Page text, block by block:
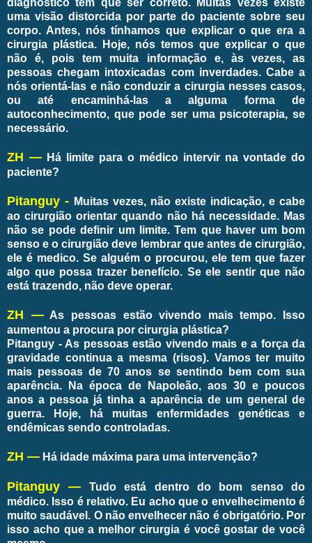
uma visão distorcida por parte do paciente sobre seu
corpo. Antes, nós tínhamos que explicar o que era a
cirurgia plástica. Hoje, nós temos que explicar o que
não é, pois tem muita informação e, às vezes, as
pessoas chegam intoxicadas com inverdades. Cabe a
nós orientá-las e não conduzir a cirurgia nesses casos,
ou até encaminhá-las a alguma forma de
autoconhecimento, que pode ser uma psicoterapia, se
necessário.
ZH — Há limite para o médico intervir na vontade do
paciente?
Pitanguy - Muitas vezes, não existe indicação, e cabe
ao cirurgião orientar quando não há necessidade. Mas
não se pode definir um limite. Tem que haver um bom
senso e o cirurgião deve lembrar que antes de cirurgião,
ele é medico. Se alguém o procurou, ele tem que fazer
algo que possa trazer benefício. Se ele sentir que não
está trazendo, não deve operar.
ZH —As pessoas estão vivendo mais tempo. Isso
aumentou a procura por cirurgia plástica?
Pitanguy - As pessoas estão vivendo mais e a força da
gravidade continua a mesma (risos). Vamos ter muito
mais pessoas de 70 anos se sentindo bem com sua
aparência. Na época de Napoleão, aos 30 e poucos
anos a pessoa já tinha a aparência de um general de
guerra. Hoje, há muitas enfermidades genéticas e
endêmicas sendo controladas.
ZH — Há idade máxima para uma intervenção?
Pitanguy — Tudo está dentro do bom senso do
médico. Isso é relativo. Eu acho que o envelhecimento é
muito saudável. O não envelhecer não é obrigatório. Por
isso acho que a melhor cirurgia é você gostar de você